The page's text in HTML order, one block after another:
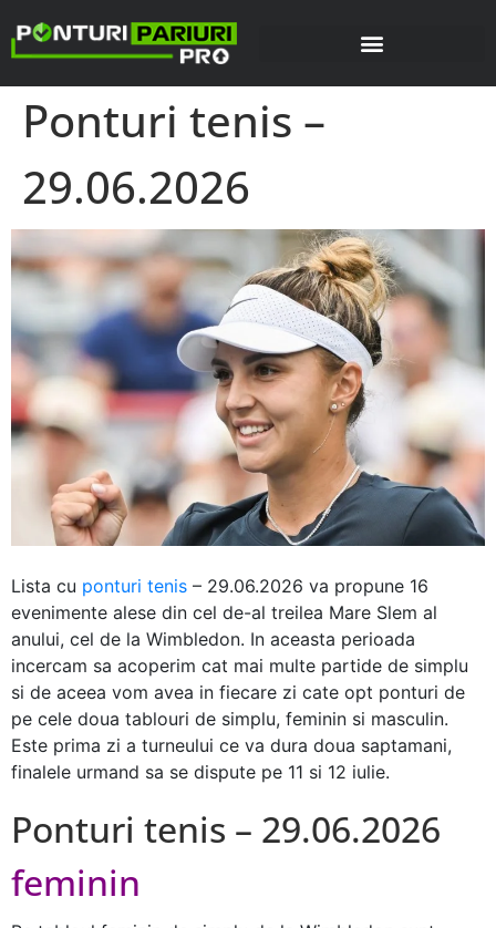
Ponturi tenis –
29.06.2026
Lista cu ponturi tenis – 29.06.2026 va propune 16
evenimente alese din cel de-al treilea Mare Slem al
anului, cel de la Wimbledon. In aceasta perioada
incercam sa acoperim cat mai multe partide de simplu
si de aceea vom avea in fiecare zi cate opt ponturi de
pe cele doua tablouri de simplu, feminin si masculin.
Este prima zi a turneului ce va dura doua saptamani,
finalele urmand sa se dispute pe 11 si 12 iulie.
Ponturi tenis – 29.06.2026
feminin